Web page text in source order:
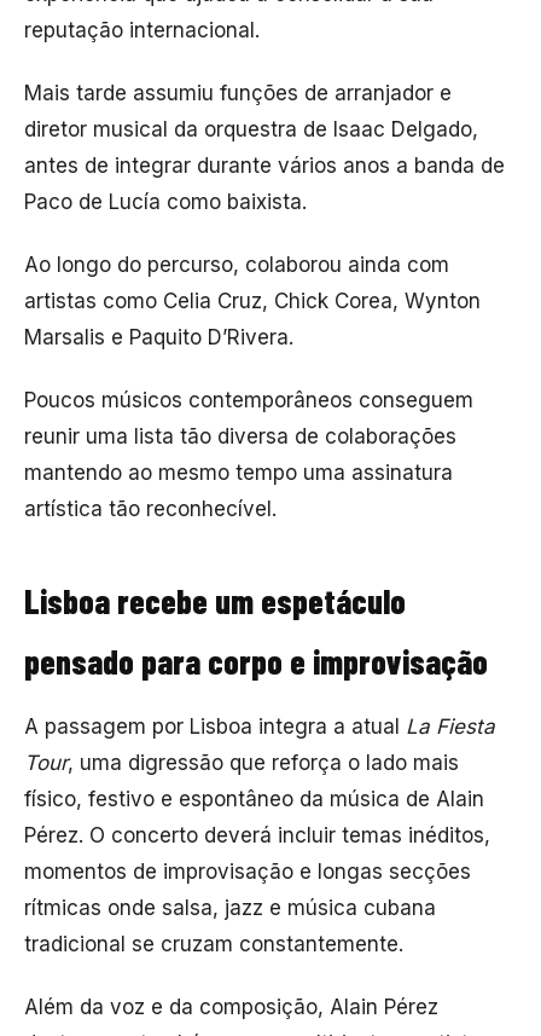
reputação internacional.
Mais tarde assumiu funções de arranjador e
diretor musical da orquestra de Isaac Delgado,
antes de integrar durante vários anos a banda de
Paco de Lucía como baixista.
Ao longo do percurso, colaborou ainda com
artistas como Celia Cruz, Chick Corea, Wynton
Marsalis e Paquito D’Rivera.
Poucos músicos contemporâneos conseguem
reunir uma lista tão diversa de colaborações
mantendo ao mesmo tempo uma assinatura
artística tão reconhecível.
Lisboa recebe um espetáculo
pensado para corpo e improvisação
A passagem por Lisboa integra a atual La Fiesta
Tour, uma digressão que reforça o lado mais
físico, festivo e espontâneo da música de Alain
Pérez. O concerto deverá incluir temas inéditos,
momentos de improvisação e longas secções
rítmicas onde salsa, jazz e música cubana
tradicional se cruzam constantemente.
Além da voz e da composição, Alain Pérez